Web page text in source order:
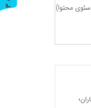
محتوا)
ر
و
ن
د
ه